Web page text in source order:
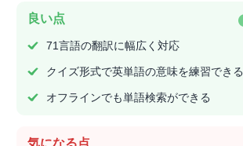
良い点
71言語の翻訳に幅広く対応
クイズ形式で英単語の意味を練習できる
オフラインでも単語検索ができる